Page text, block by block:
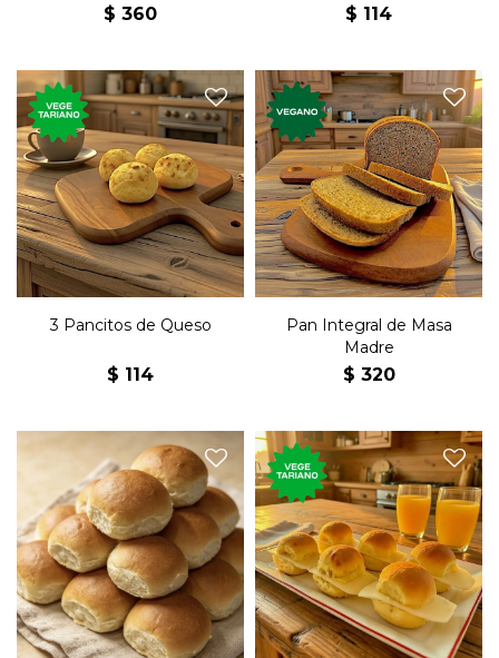
$ 360 $ 114
Tres pancitos con sabor a
queso.
3 Pancitos de Queso
$ 114
Molde de pan integral de
masa madre.
Pan Integral de Masa
Madre
$ 320
12 unidades de pan tortuga.
Seis pebetes con queso y
manteca.